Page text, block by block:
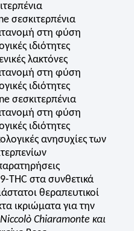
σεσκιτερπένια
στη φύση
ιδιότητες
λακτόνες
στη φύση
ιδιότητες
σεσκιτερπένια
στη φύση
ιδιότητες
ανησυχίες των
THC στα συνθετικά
θεραπευτικοί
ικριώματα για την
Niccolò Chiaramonte και